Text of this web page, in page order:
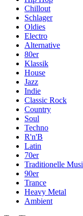
Chillout
Schlager
Oldies
Electro
Alternative
80er
Klassik
House
Jazz
Indie
Classic Rock
Country
Soul
Techno
R'n'B
Latin
70er
Traditionelle
90er
Trance
Heavy Metal
Ambient